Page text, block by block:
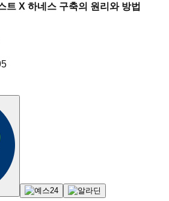
트 X 하네스 구축의 원리와 방법